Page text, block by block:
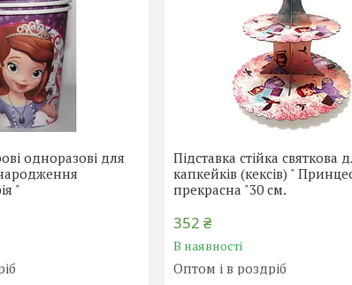
одноразові для
"
Підставка стійка святкова
капкейків (кексів) "
прекрасна "30 см.
352 ₴
В наявності
Оптом і в роздріб